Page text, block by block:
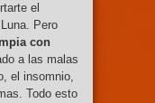
el
Pero
con
a las malas
el insomnio,
Todo esto